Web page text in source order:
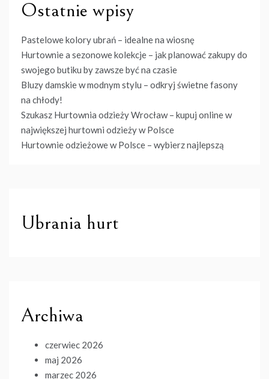
Ostatnie wpisy
Pastelowe kolory ubrań – idealne na wiosnę
Hurtownie a sezonowe kolekcje – jak planować zakupy do
swojego butiku by zawsze być na czasie
Bluzy damskie w modnym stylu – odkryj świetne fasony
na chłody!
Szukasz Hurtownia odzieży Wrocław – kupuj online w
największej hurtowni odzieży w Polsce
Hurtownie odzieżowe w Polsce – wybierz najlepszą
Ubrania hurt
Archiwa
czerwiec 2026
maj 2026
marzec 2026